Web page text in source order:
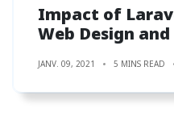
Impact of
Web Design
JANV. 09, 2021 5 MINS READ